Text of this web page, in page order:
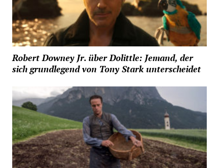
Robert Downey Jr. über Dolittle: Jemand, der
sich grundlegend von Tony Stark unterscheidet